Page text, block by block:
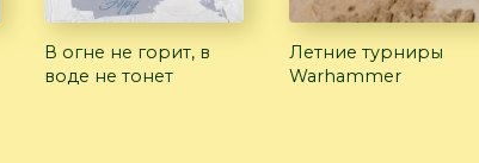
В огне не горит, в
воде не тонет
Летние турниры
Warhammer